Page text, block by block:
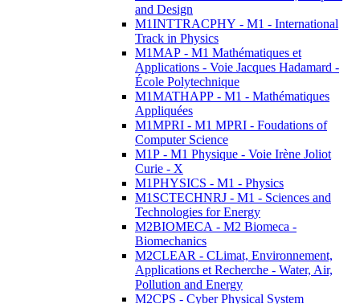
and Design
M1INTTRACPHY - M1 - International
Track in Physics
M1MAP - M1 Mathématiques et
Applications - Voie Jacques Hadamard -
École Polytechnique
M1MATHAPP - M1 - Mathématiques
Appliquées
M1MPRI - M1 MPRI - Foudations of
Computer Science
M1P - M1 Physique - Voie Irène Joliot
Curie - X
M1PHYSICS - M1 - Physics
M1SCTECHNRJ - M1 - Sciences and
Technologies for Energy
M2BIOMECA - M2 Biomeca -
Biomechanics
M2CLEAR - CLimat, Environnement,
Applications et Recherche - Water, Air,
Pollution and Energy
M2CPS - Cyber Physical System